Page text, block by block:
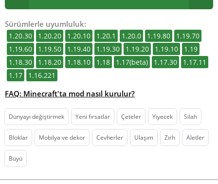
Sürümlerle uyumluluk:
1.20.30 1.20.20 1.20.10 1.20.1 1.20.0 1.19.80
1.19.70
1.19.60
1.19.50 1.19.40 1.19.30 1.19.20 1.19.10
1.19
1.18.30
1.18.20 1.18.10 1.18 1.17(beta) 1.17.30
1.17.11
1.17
1.16.221
FAQ: Minecraft'ta mod nasıl kurulur?
Dünyayı değiştirmek Yeni fırsatlar Çeteler Yiyecek Silah
Bloklar Mobilya ve dekor Cevherler Ulaşım Zırh Aletler
Büyü